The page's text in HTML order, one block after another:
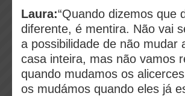
Laura:“Quando dizemos que
diferente, é mentira. Não vai
a possibilidade de não mudar
casa inteira, mas não vamos
quando mudamos os
os mudámos quando eles já